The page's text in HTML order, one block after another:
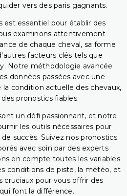
vers des paris gagnants.
est essentiel pour établir des
examinons attentivement
de chaque cheval, sa forme
facteurs clés tels que
Notre méthodologie avancée
données passées avec une
condition actuelle des chevaux,
pronostics fiables.
un défi passionnant, et notre
les outils nécessaires pour
succès. Suivez nos pronostics
avec soin par des experts
en compte toutes les variables
conditions de piste, la météo, et
cruciaux pour vous offrir des
font la différence.